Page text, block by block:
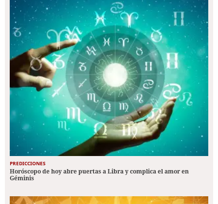
PREDICCIONES
Horóscopo de hoy abre puertas a Libra y complica el amor en
Géminis